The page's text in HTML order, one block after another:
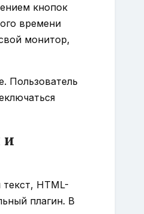
кнопок
времени
монитор,
Пользователь
и
HTML-
плагин. В